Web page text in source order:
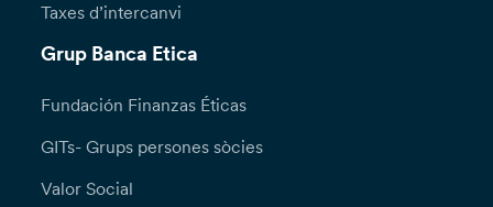
Taxes d’intercanvi
Grup Banca Etica
Fundación Finanzas Éticas
GITs- Grups persones sòcies
Valor Social